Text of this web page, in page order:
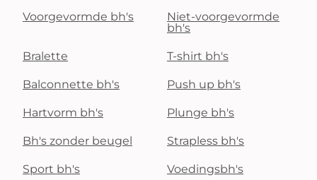
Voorgevormde bh's
Niet-voorgevormde
bh's
Bralette T-shirt bh's
Balconnette bh's Push up bh's
Hartvorm bh's Plunge bh's
Bh's zonder beugel Strapless bh's
Sport bh's Voedingsbh's